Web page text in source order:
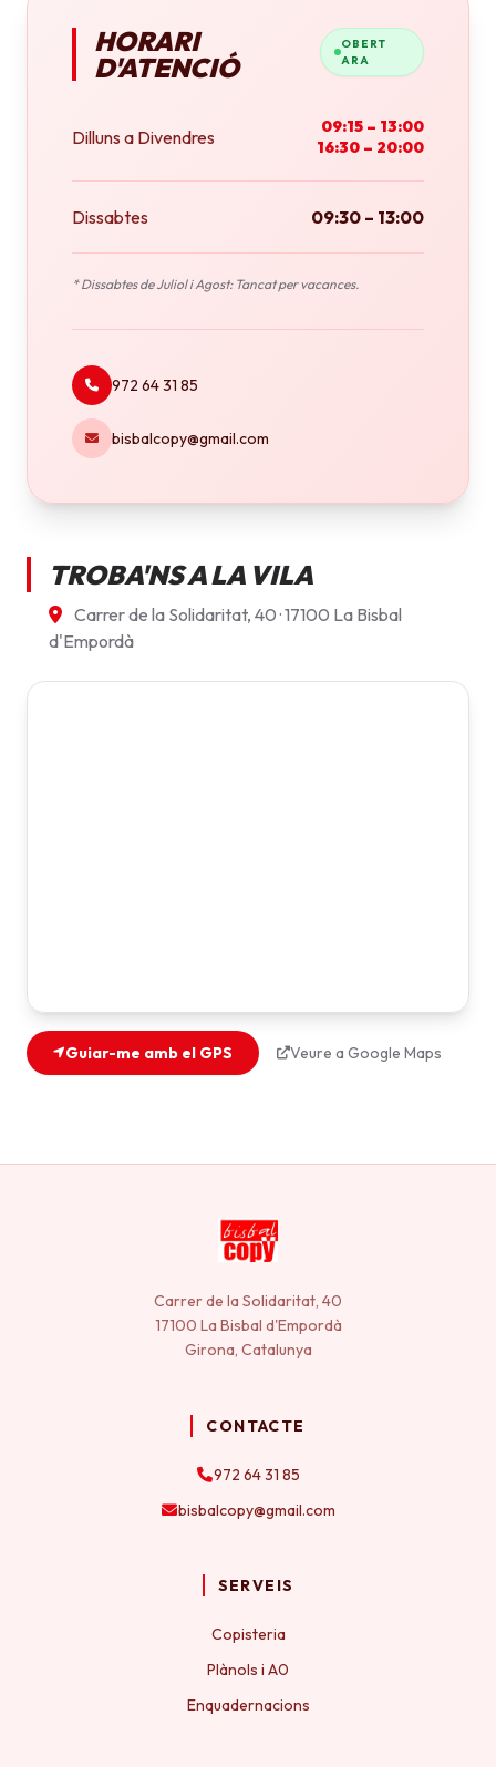
HORARI
D'ATENCIÓ
OBERT
ARA
Dilluns a Divendres
09:15 – 13:00
16:30 – 20:00
Dissabtes 09:30 – 13:00
* Dissabtes de Juliol i Agost: Tancat per vacances.
972 64 31 85
bisbalcopy@gmail.com
TROBA'NS A LA VILA
Carrer de la Solidaritat, 40 · 17100 La Bisbal
d'Empordà
Guiar-me amb el GPS Veure a Google Maps
Carrer de la Solidaritat, 40
17100 La Bisbal d'Empordà
Girona, Catalunya
CONTACTE
972 64 31 85
bisbalcopy@gmail.com
SERVEIS
Copisteria
Plànols i A0
Enquadernacions